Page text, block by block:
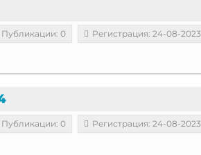
Публикации: 0 Регистрация: 24-08-2023
Публикации: 0 Регистрация: 24-08-2023